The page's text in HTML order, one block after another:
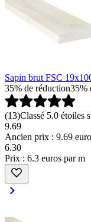
Sapin brut FSC
35% de réduction35%
(13)Classé 5.0 étoiles
9.69
Ancien prix : 9.69
6.30
Prix : 6.3 euros par m